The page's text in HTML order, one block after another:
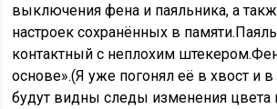
выключения фена и паяльника, а
настроек сохранённых в
контактный с неплохим
основе».(Я уже погонял её в хвост и в
будут видны следы изменения цвета